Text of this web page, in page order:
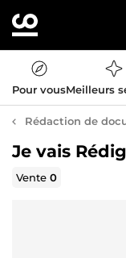
Pour vousMeilleurs
Rédaction de
Je vais
Vente0